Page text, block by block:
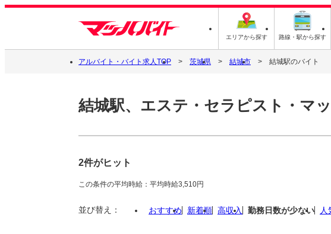
エリアから探す 路線・駅から探す
アルバイト・バイト求人TOP 茨城県 結城市 結城駅のバイト
結城駅、エステ・セラピスト・マ
2件がヒット
この条件の平均時給：平均時給3,510円
並び替え： おすすめ 新着順 高収入 勤務日数が少ない 人